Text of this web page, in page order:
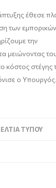
έθεσε
των εμπορικών
την
μειώνοντας
κόστος στέγης
ο
ΤΎΠΟΥ